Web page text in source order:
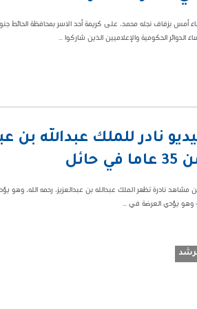
أمس بزفاف نجله محمد، على كريمة أحد الاسر بمحافظة الحائط
الدوائر الحكومية والإعلاميين الذين شاركوا ...
نادر للملك عبدالله بن
وهو يؤدي العرضة في ...